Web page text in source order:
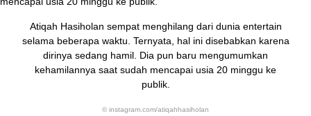
Atiqah Hasiholan sempat menghilang dari dunia entertain
selama beberapa waktu. Ternyata, hal ini disebabkan karena
dirinya sedang hamil. Dia pun baru mengumumkan
kehamilannya saat sudah mencapai usia 20 minggu ke
publik.
© instagram.com/atiqahhasiholan